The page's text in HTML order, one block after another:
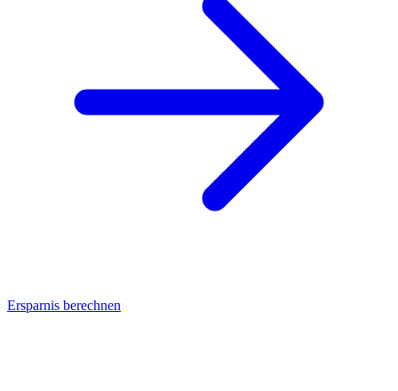
Ersparnis berechnen